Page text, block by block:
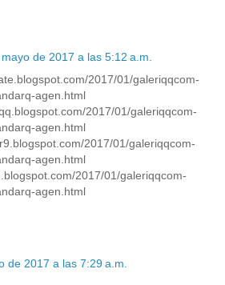
de 2017 a las 5:12 a.m.
2017/01/galeriqqcom-
agen.html
2017/01/galeriqqcom-
agen.html
2017/01/galeriqqcom-
agen.html
2017/01/galeriqqcom-
agen.html
de 2017 a las 7:29 a.m.